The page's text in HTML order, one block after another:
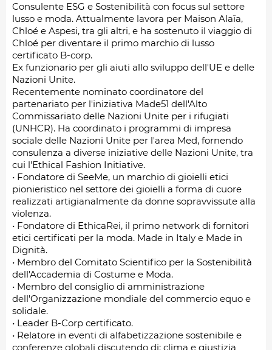
Consulente ESG e Sostenibilità con focus sul settore
lusso e moda. Attualmente lavora per Maison Alaïa,
Chloé e Aspesi, tra gli altri, e ha sostenuto il viaggio di
Chloé per diventare il primo marchio di lusso
certificato B-corp.
Ex funzionario per gli aiuti allo sviluppo dell'UE e delle
Nazioni Unite.
Recentemente nominato coordinatore del
partenariato per l'iniziativa Made51 dell'Alto
Commissariato delle Nazioni Unite per i rifugiati
(UNHCR). Ha coordinato i programmi di impresa
sociale delle Nazioni Unite per l'area Med, fornendo
consulenza a diverse iniziative delle Nazioni Unite, tra
cui l'Ethical Fashion Initiative.
• Fondatore di SeeMe, un marchio di gioielli etici
pionieristico nel settore dei gioielli a forma di cuore
realizzati artigianalmente da donne sopravvissute alla
violenza.
• Fondatore di EthicaRei, il primo network di fornitori
etici certificati per la moda. Made in Italy e Made in
Dignità.
• Membro del Comitato Scientifico per la Sostenibilità
dell'Accademia di Costume e Moda.
• Membro del consiglio di amministrazione
dell'Organizzazione mondiale del commercio equo e
solidale.
• Leader B-Corp certificato.
• Relatore in eventi di alfabetizzazione sostenibile e
conferenze globali discutendo di: clima e giustizia